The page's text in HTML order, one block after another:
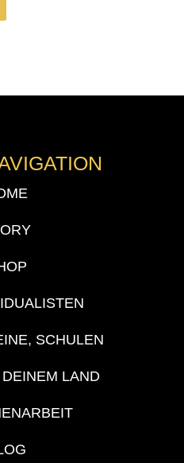
SCHULEN
LAND